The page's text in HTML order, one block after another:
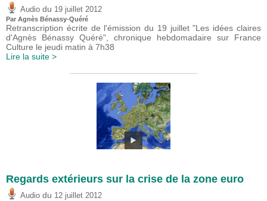
Audio du 19 juillet 2012
Par Agnès Bénassy-Quéré
Retranscription écrite de l'émission du 19 juillet "Les idées claires
d'Agnès Bénassy Quéré", chronique hebdomadaire sur France
Culture le jeudi matin à 7h38
Lire la suite >
Regards extérieurs sur la crise de la zone euro
Audio du 12 juillet 2012